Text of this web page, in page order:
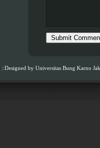
::Designed by Universitas Bung Karno